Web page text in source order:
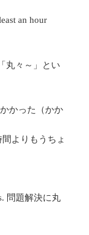
an hour
丸々～」とい
かった（かか
よりもうちょ
問題解決に丸